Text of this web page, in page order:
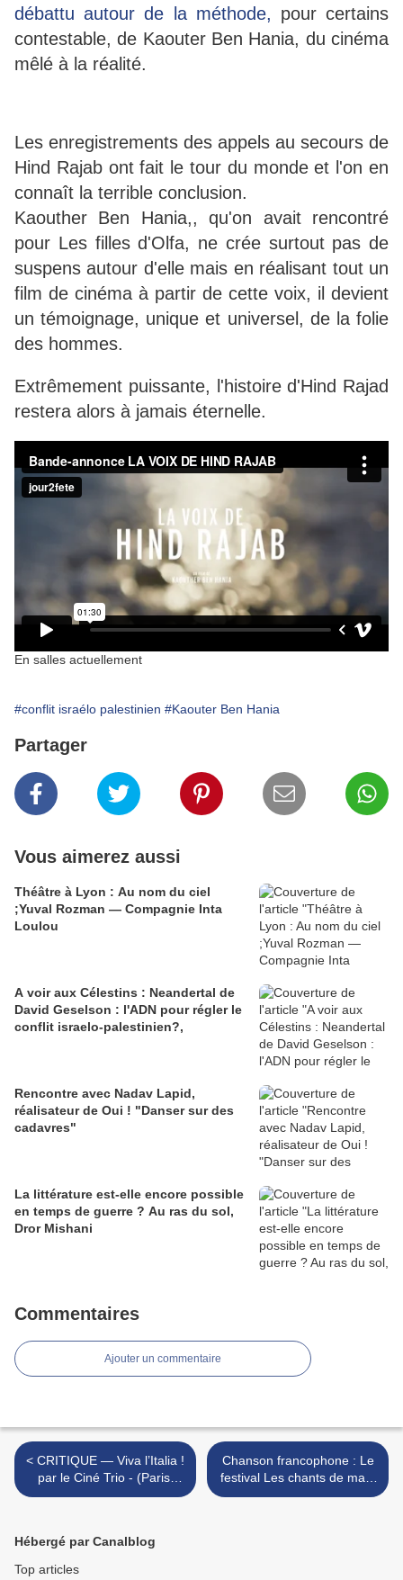
débattu autour de la méthode, pour certains
contestable, de Kaouter Ben Hania, du cinéma
mêlé à la réalité.
Les enregistrements des appels au secours de
Hind Rajab ont fait le tour du monde et l'on en
connaît la terrible conclusion.
Kaouther Ben Hania,, qu'on avait rencontré
pour Les filles d'Olfa, ne crée surtout pas de
suspens autour d'elle mais en réalisant tout un
film de cinéma à partir de cette voix, il devient
un témoignage, unique et universel, de la folie
des hommes.
Extrêmement puissante, l'histoire d'Hind Rajad
restera alors à jamais éternelle.
En salles actuellement
#conflit israélo palestinien #Kaouter Ben Hania
Partager
Vous aimerez aussi
Théâtre à Lyon : Au nom du ciel
;Yuval Rozman — Compagnie Inta
Loulou
A voir aux Célestins : Neandertal de
David Geselson : l'ADN pour régler le
conflit israelo-palestinien?,
Rencontre avec Nadav Lapid,
réalisateur de Oui ! "Danser sur des
cadavres"
La littérature est-elle encore possible
en temps de guerre ? Au ras du sol,
Dror Mishani
Commentaires
Ajouter un commentaire
< CRITIQUE — Viva l’Italia !
par le Ciné Trio - (Paris,
Temple de Port-Royal, 30
Chanson francophone : Le
festival Les chants de mars
passe la 20e en 2026 >
Hébergé par Canalblog
Top articles